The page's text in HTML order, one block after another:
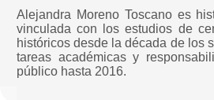
Alejandra Moreno Toscano es
vinculada con los estudios de
históricos desde la década de los
tareas académicas y
público hasta 2016.